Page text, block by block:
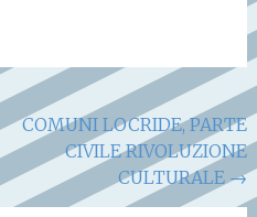
COMUNI LOCRIDE, PARTE
CIVILE RIVOLUZIONE
CULTURALE→